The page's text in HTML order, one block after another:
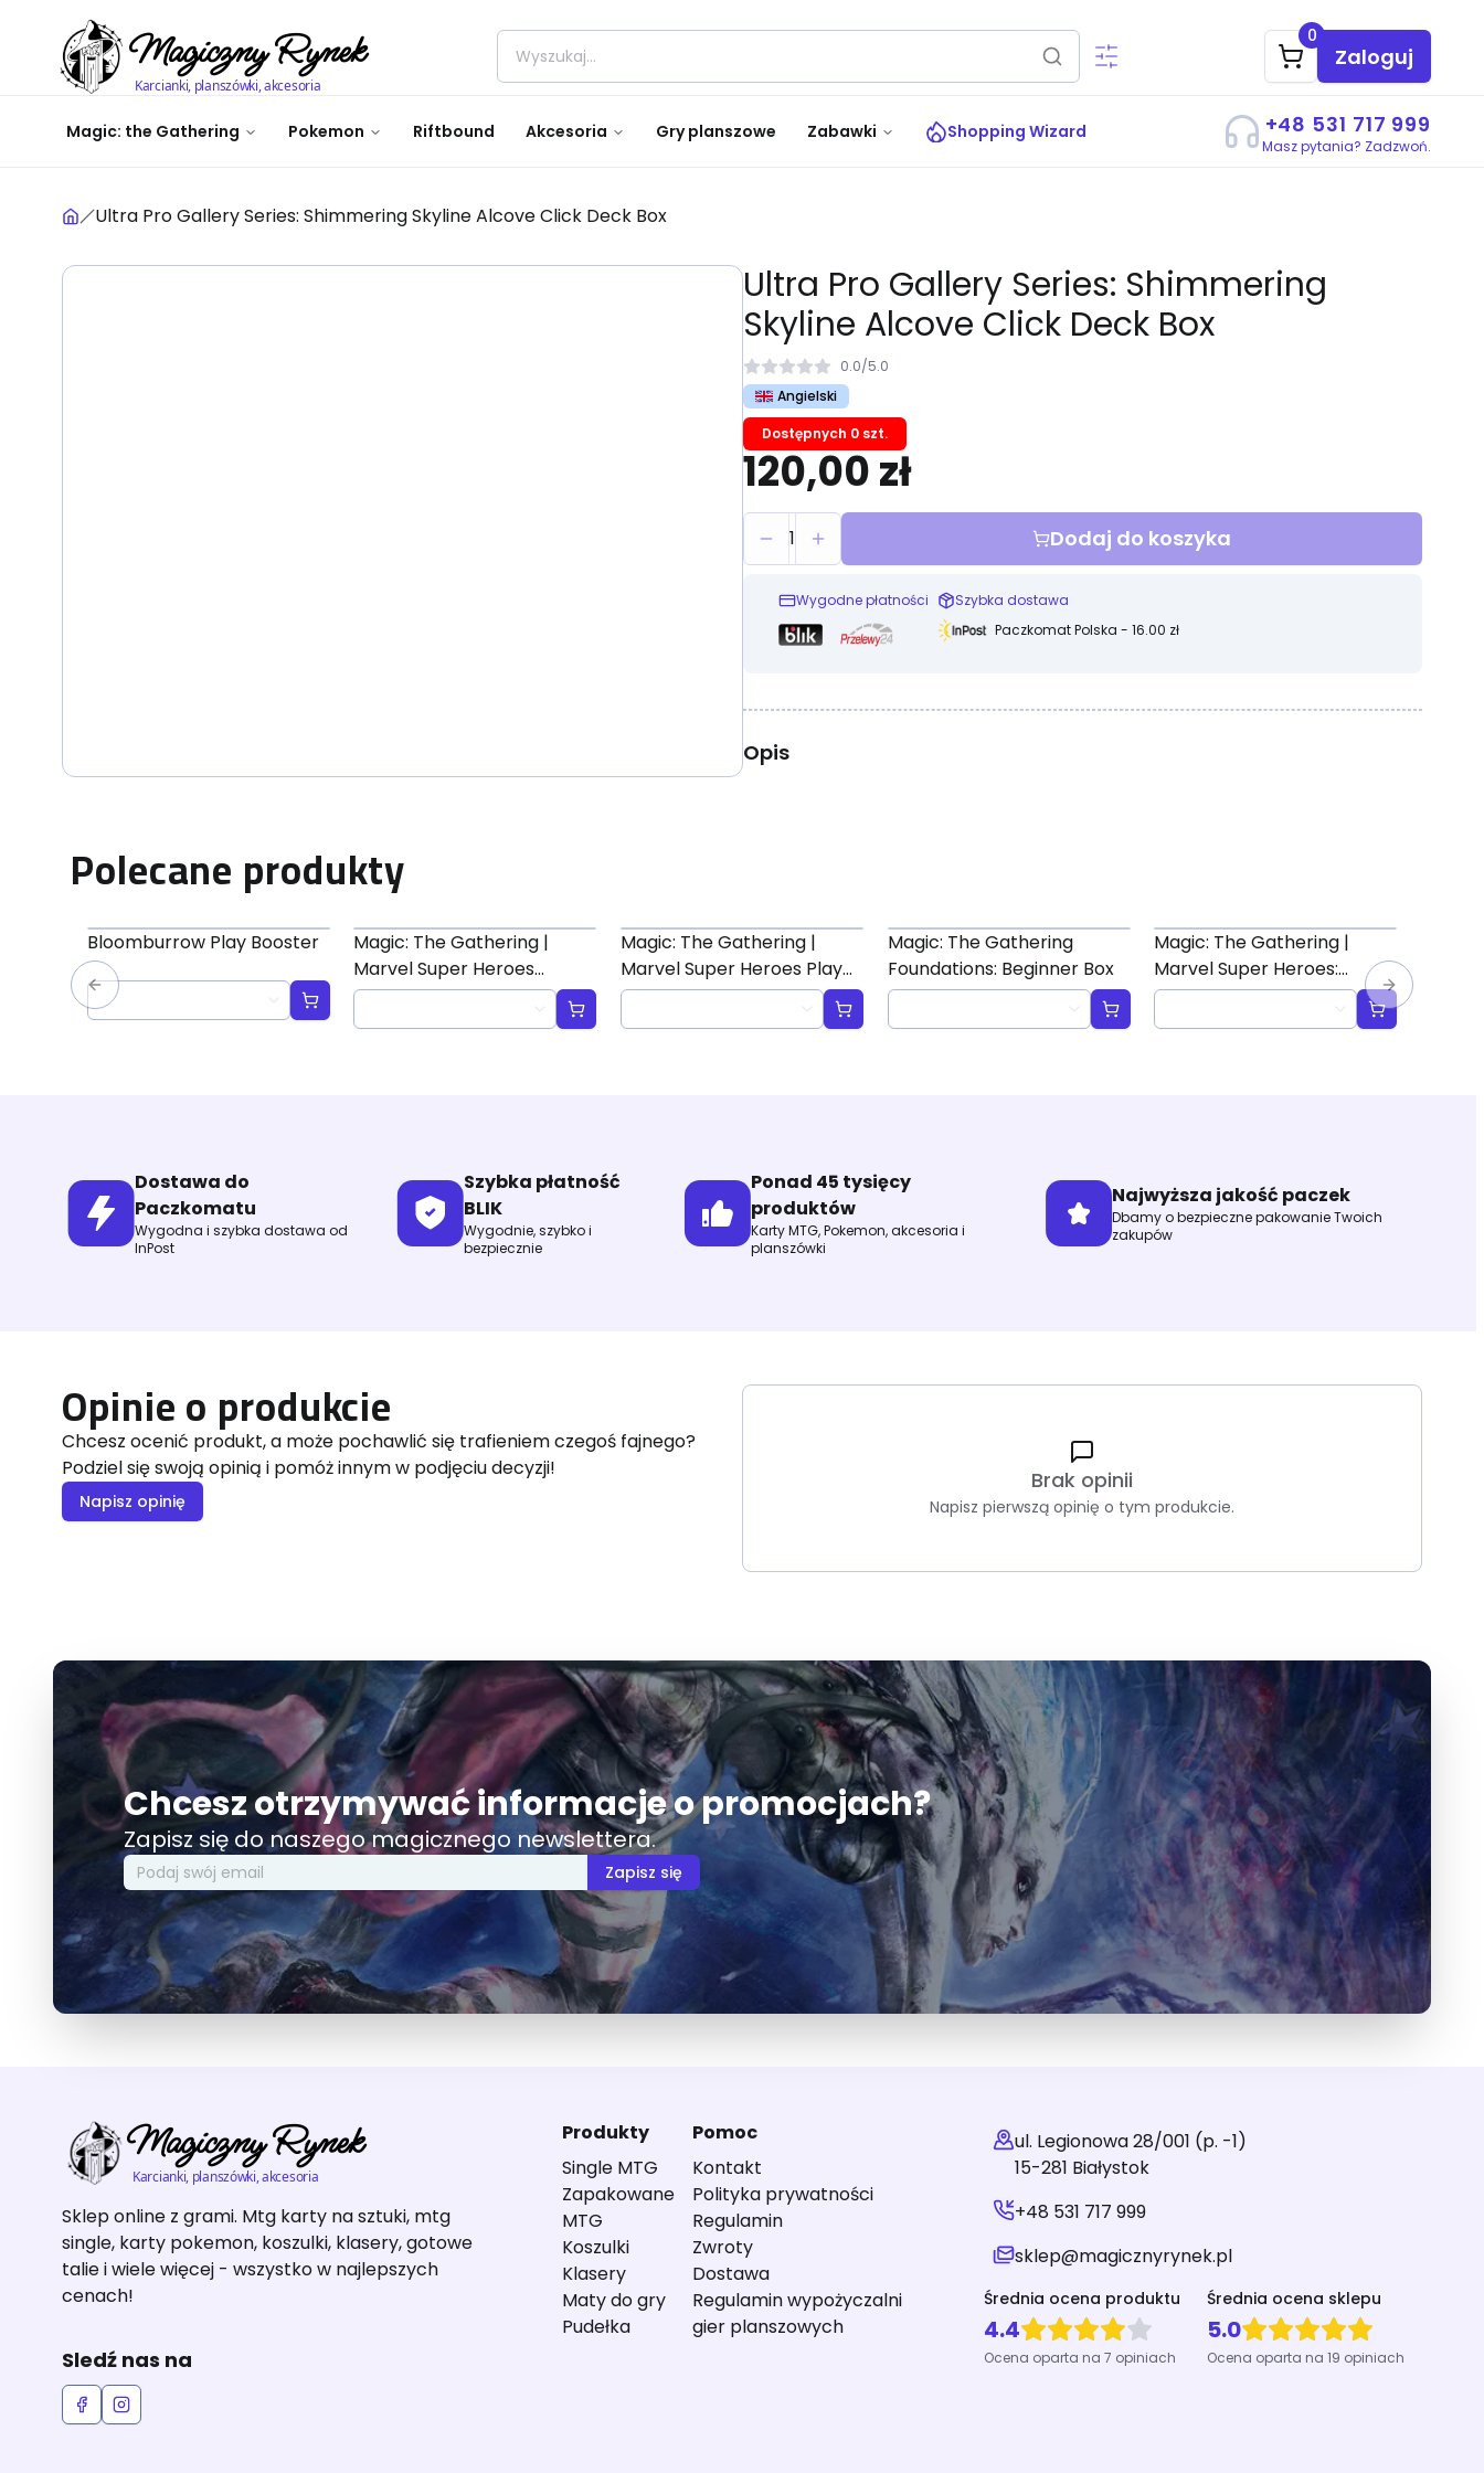
Magiczny Rynek
Karcianki, planszówki, akcesoria
0
Zaloguj
Magic: the Gathering Pokemon Riftbound Akcesoria Gry planszowe Zabawki Shopping Wizard +48 531 717 999
Masz pytania? Zadzwoń.
Ultra Pro Gallery Series: Shimmering Skyline Alcove Click Deck Box
Ultra Pro Gallery Series: Shimmering
Skyline Alcove Click Deck Box
0.0/5.0
Angielski
Dostępnych 0 szt.
120,00 zł
1 Dodaj do koszyka
Wygodne płatności
Szybka dostawa
Paczkomat Polska - 16.00 zł
Opis
Polecane produkty
Bloomburrow Play Booster
Magic: The Gathering |
Marvel Super Heroes
Jumpstart Booster
Magic: The Gathering |
Marvel Super Heroes Play
Booster
Magic: The Gathering
Foundations: Beginner Box
Magic: The Gathering |
Marvel Super Heroes:
"Heroes United" Scene Box
Dostawa do
Paczkomatu
Wygodna i szybka dostawa od
InPost
Szybka płatność
BLIK
Wygodnie, szybko i
bezpiecznie
Ponad 45 tysięcy
produktów
Karty MTG, Pokemon, akcesoria i
planszówki
Najwyższa jakość paczek
Dbamy o bezpieczne pakowanie Twoich
zakupów
Opinie o produkcie
Chcesz ocenić produkt, a może pochawlić się trafieniem czegoś fajnego?
Podziel się swoją opinią i pomóż innym w podjęciu decyzji!
Napisz opinię
Brak opinii
Napisz pierwszą opinię o tym produkcie.
Chcesz otrzymywać informacje o promocjach?
Zapisz się do naszego magicznego newslettera.
Zapisz się
Magiczny Rynek
Karcianki, planszówki, akcesoria
Sklep online z grami. Mtg karty na sztuki, mtg
single, karty pokemon, koszulki, klasery, gotowe
talie i wiele więcej - wszystko w najlepszych
cenach!
Sledź nas na
Produkty
Single MTG
Zapakowane
MTG
Koszulki
Klasery
Maty do gry
Pudełka
Pomoc
Kontakt
Polityka prywatności
Regulamin
Zwroty
Dostawa
Regulamin wypożyczalni
gier planszowych
ul. Legionowa 28/001 (p. -1)
15-281 Białystok
+48 531 717 999
sklep@magicznyrynek.pl
Średnia ocena produktu
4.4
Ocena oparta na 7 opiniach
Średnia ocena sklepu
5.0
Ocena oparta na 19 opiniach